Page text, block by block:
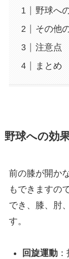
野球へ
その他
注意点
まとめ
野球への効
前の膝が開か
もできますの
でき、膝、肘
す。
回旋運動：